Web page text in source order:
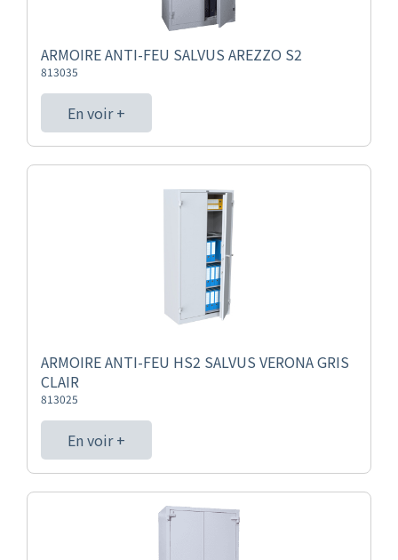
ARMOIRE ANTI-FEU SALVUS AREZZO S2
813035
En voir +
ARMOIRE ANTI-FEU HS2 SALVUS VERONA GRIS
CLAIR
813025
En voir +